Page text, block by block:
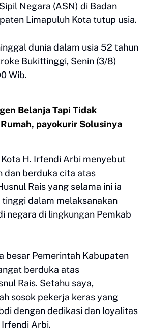
Negara (ASN) di Badan
Limapuluh Kota tutup usia.
dunia dalam usia 52 tahun
Bukittinggi, Senin (3/8)
Wib.
Belanja Tapi Tidak
payokurir Solusinya
H. Irfendi Arbi menyebut
dan berduka cita atas
Rais yang selama ini ia
dalam melaksanakan
negara di lingkungan Pemkab
besar Pemerintah Kabupaten
berduka atas
Rais. Setahu saya,
sosok pekerja keras yang
dengan dedikasi dan loyalitas
Arbi.